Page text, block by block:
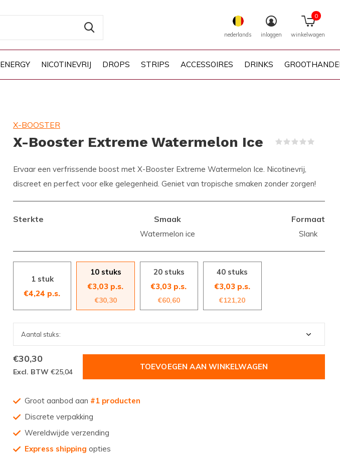
ENERGY NICOTINEVRIJ DROPS STRIPS ACCESSOIRES DRINKS
nederlands inloggen winkelwagen
0
X-BOOSTER
X-Booster Extreme Watermelon Ice
Ervaar een verfrissende boost met X-Booster Extreme Watermelon Ice. Nicotinevrij,
discreet en perfect voor elke gelegenheid. Geniet van tropische smaken zonder zorgen!
Sterkte Smaak
Watermelon ice
Formaat
Slank
1 stuk
€4,24 p.s.
10 stuks
€3,03 p.s.
€30,30
20 stuks
€3,03 p.s.
€60,60
40 stuks
€3,03 p.s.
€121,20
€30,30
Excl. BTW €25,04
TOEVOEGEN AAN WINKELWAGEN
Groot aanbod aan #1 producten
Discrete verpakking
Wereldwijde verzending
Express shipping opties